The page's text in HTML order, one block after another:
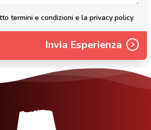
termini e condizioni e la privacy policy
Invia Esperienza